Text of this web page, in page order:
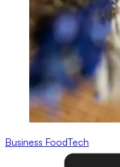
Business FoodTech